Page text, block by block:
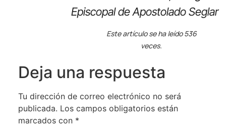
Episcopal de Apostolado Seglar
Este artículo se ha leído 536
veces.
Deja una respuesta
Tu dirección de correo electrónico no será
publicada. Los campos obligatorios están
marcados con *